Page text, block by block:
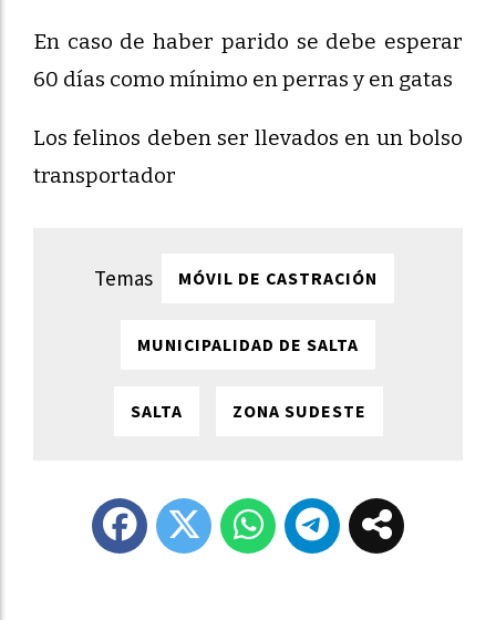
En caso de haber parido se debe esperar
60 días como mínimo en perras y en gatas
Los felinos deben ser llevados en un bolso
transportador
MÓVIL DE CASTRACIÓN
MUNICIPALIDAD DE SALTA
SALTA ZONA SUDESTE